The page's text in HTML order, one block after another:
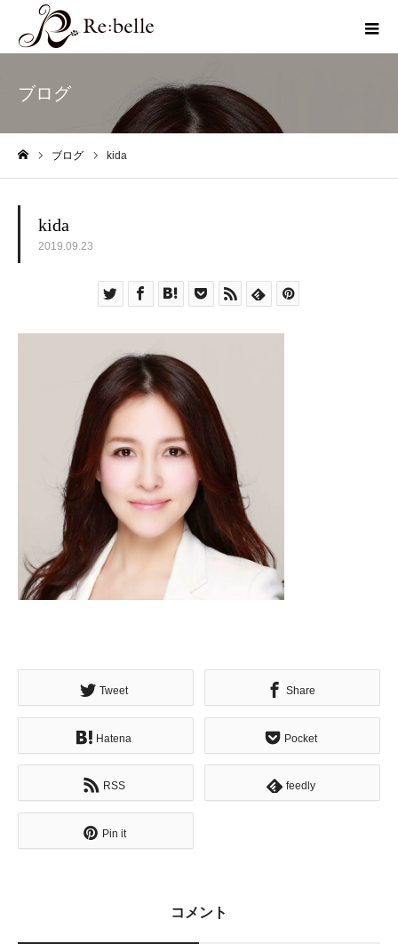
ブログ
ブログ kida
kida
2019.09.23
Tweet Share
Hatena Pocket
RSS feedly
Pin it
コメント